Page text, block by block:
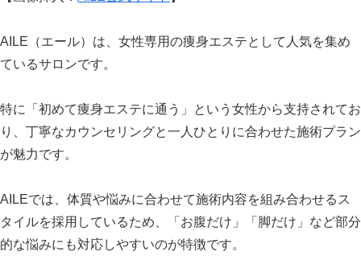
AILE（エール）は、女性専用の痩身エステとして人気を集め
ているサロンです。
特に「初めて痩身エステに通う」という女性から支持されてお
り、丁寧なカウンセリングと一人ひとりに合わせた施術プラン
が魅力です。
AILEでは、体質や悩みに合わせて施術内容を組み合わせるス
タイルを採用しているため、「お腹だけ」「脚だけ」など部分
的な悩みにも対応しやすいのが特徴です。